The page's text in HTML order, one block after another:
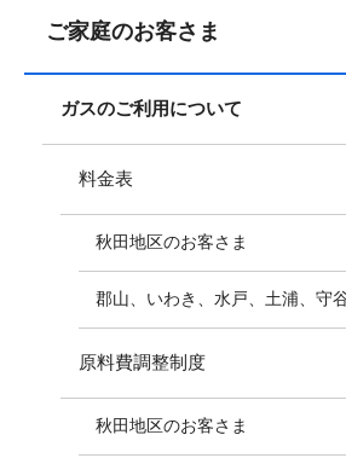
ご家庭のお客さま
ガスのご利用について
料金表
秋田地区のお客さま
郡山、いわき、水戸、土浦、守
原料費調整制度
秋田地区のお客さま